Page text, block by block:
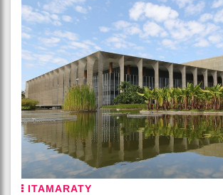
ITAMARATY